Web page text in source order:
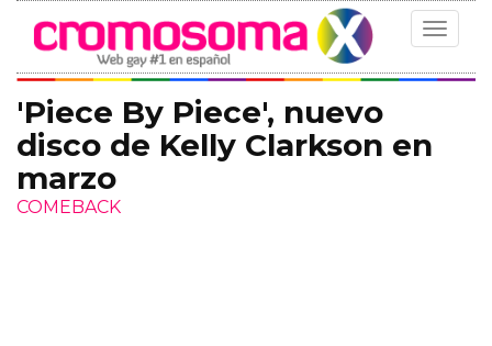
Toggle
'Piece By Piece', nuevo
disco de Kelly Clarkson en
marzo
COMEBACK